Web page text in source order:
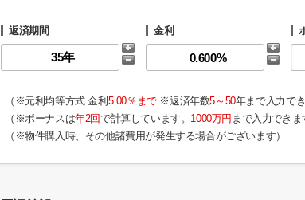
返済期間 金利
（※元利均等方式 金利 5.00％まで※返済年数5～50年まで入力でき
（※ボーナスは年2回で計算しています。 1000万円 まで入力できま
（※物件購入時、その他諸費用が発生する場合がございます）